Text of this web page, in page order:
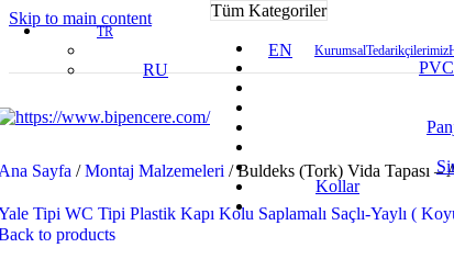
Skip to main content
TR
EN
RU
KurumsalTedarikçilerimiz
Tüm Kategoriler
Kollar
Sayfa / Montaj Malzemeleri / Buldeks (Tork) Vida Tapası –
Tipi WC Tipi Plastik Kapı Kolu Saplamalı Saçlı-Yaylı (
to products